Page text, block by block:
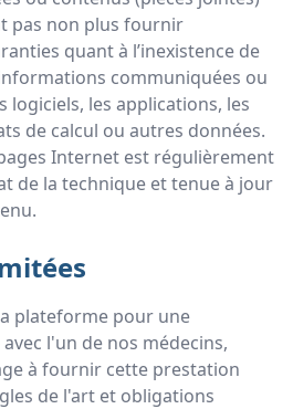
pas non plus fournir
quant à l’inexistence de
communiquées ou
logiciels, les applications, les
de calcul ou autres données.
Internet est régulièrement
de la technique et tenue à jour
plateforme pour une
l'un de nos médecins,
à fournir cette prestation
de l'art et obligations